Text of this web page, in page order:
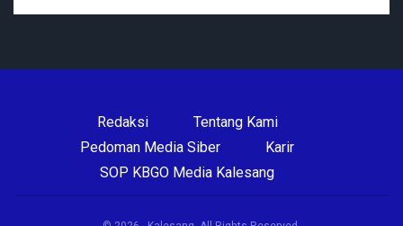
Redaksi
Tentang Kami
Pedoman Media Siber
Karir
SOP KBGO Media Kalesang